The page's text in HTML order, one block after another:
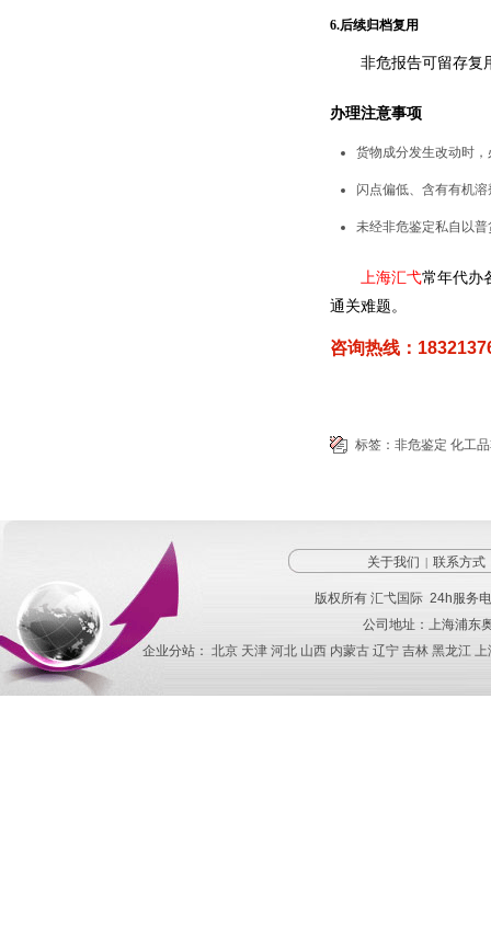
6.后续归档复用
非危报告可留存复
办理注意事项
货物成分发生改动时
闪点偏低、含有有机
未经非危鉴定私自以
上海汇弋常年代办
通关难题。
咨询热线：
标签： 非危鉴定 化工
关于我们 | 联系方式
版权所有 汇弋国际 24h服务
公司地址：上海浦东
企业分站： 北京 天津 河北 山西 内蒙古 辽宁 吉林 黑龙江 上